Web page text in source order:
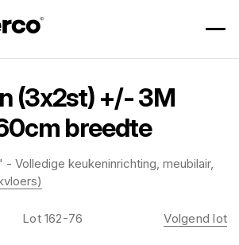
(3x2st) +/- 3M
breedte
- Volledige keukeninrichting, meubilair,
Lot 162-76 Volgend lot